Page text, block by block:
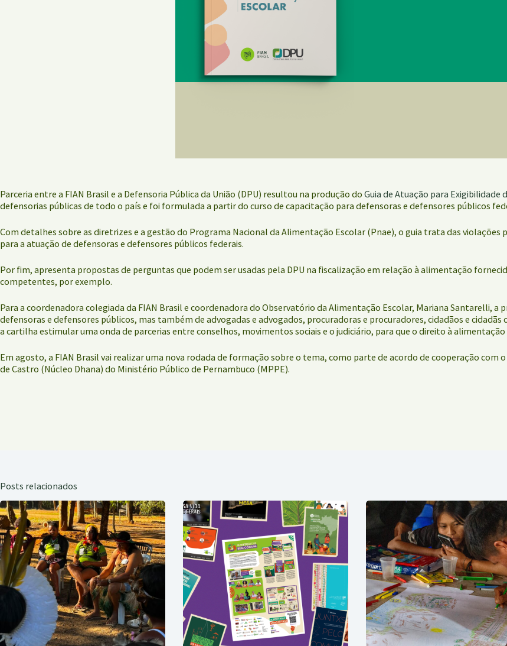
Parceria entre a FIAN Brasil e a Defensoria Pública da União (DPU) resultou na produção do Guia de Atuação para
defensorias públicas de todo o país e foi formulada a partir do curso de capacitação para defensoras e defensores públicos
Com detalhes sobre as diretrizes e a gestão do Programa Nacional da Alimentação Escolar (Pnae), o guia trata das violações
para a atuação de defensoras e defensores públicos federais.
Por fim, apresenta propostas de perguntas que podem ser usadas pela DPU na fiscalização em relação à alimentação
competentes, por exemplo.
Para a coordenadora colegiada da FIAN Brasil e coordenadora do Observatório da Alimentação Escolar, Mariana Santarelli,
defensoras e defensores públicos, mas também de advogadas e advogados, procuradoras e procuradores, cidadãos e
a cartilha estimular uma onda de parcerias entre conselhos, movimentos sociais e o judiciário, para que o direito à
Em agosto, a FIAN Brasil vai realizar uma nova rodada de formação sobre o tema, como parte de acordo de cooperação com
de Castro (Núcleo Dhana) do Ministério Público de Pernambuco (MPPE).
Posts relacionados